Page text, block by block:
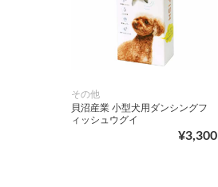
その他
貝沼産業 小型犬用ダンシングフ
ィッシュウグイ
¥3,300